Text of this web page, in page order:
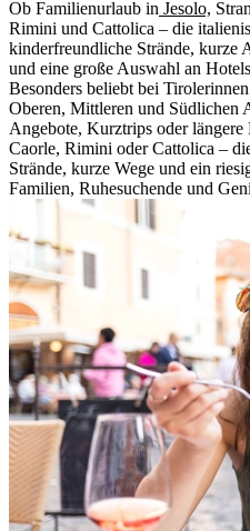
Ob Familienurlaub in Jesolo,
Rimini und Cattolica – die
kinderfreundliche Strände, kurze
und eine große Auswahl an
Besonders beliebt bei
Oberen, Mittleren und
Angebote, Kurztrips oder längere
Caorle, Rimini oder Cattolica –
Strände, kurze Wege und ein
Familien, Ruhesuchende und